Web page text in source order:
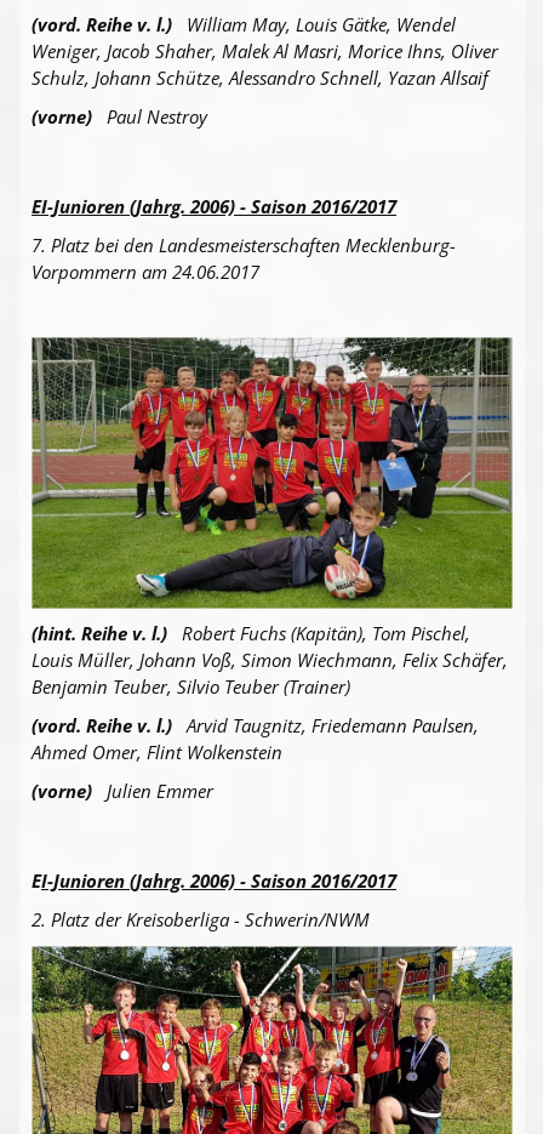
(vord. Reihe v. l.) William May, Louis Gätke, Wendel
Weniger, Jacob Shaher, Malek Al Masri, Morice Ihns, Oliver
Schulz, Johann Schütze, Alessandro Schnell, Yazan Allsaif
(vorne) Paul Nestroy
EI-Junioren (Jahrg. 2006) - Saison 2016/2017
7. Platz bei den Landesmeisterschaften Mecklenburg-
Vorpommern am 24.06.2017
(hint. Reihe v. l.) Robert Fuchs (Kapitän), Tom Pischel,
Louis Müller, Johann Voß, Simon Wiechmann, Felix Schäfer,
Benjamin Teuber, Silvio Teuber (Trainer)
(vord. Reihe v. l.)Arvid Taugnitz, Friedemann Paulsen,
Ahmed Omer, Flint Wolkenstein
(vorne) Julien Emmer
EI-Junioren (Jahrg. 2006) - Saison 2016/2017
2. Platz der Kreisoberliga - Schwerin/NWM